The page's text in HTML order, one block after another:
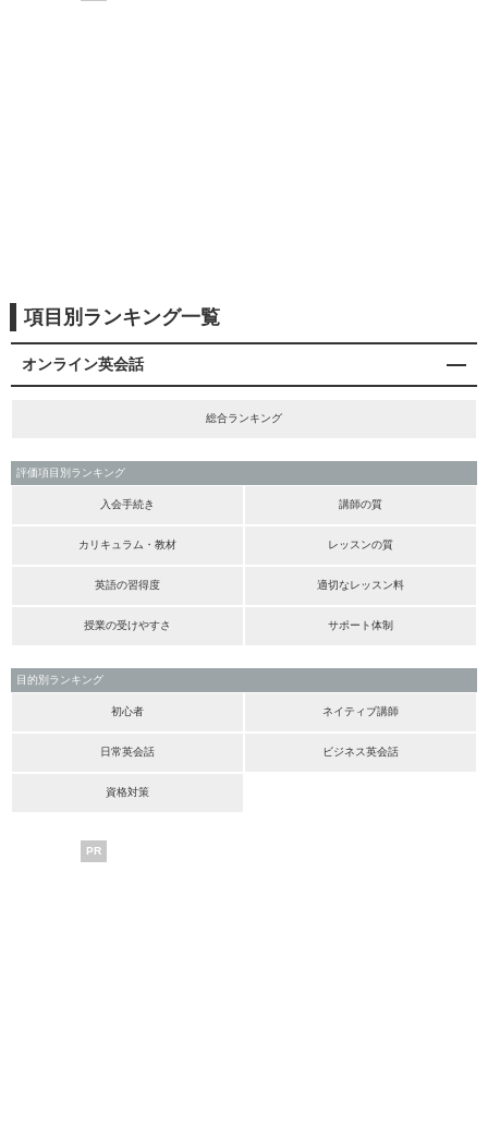
項目別ランキング一覧
オンライン英会話
総合ランキング
評価項目別ランキング
入会手続き 講師の質
カリキュラム・教材 レッスンの質
英語の習得度 適切なレッスン料
授業の受けやすさ サポート体制
目的別ランキング
初心者 ネイティブ講師
日常英会話 ビジネス英会話
資格対策
PR